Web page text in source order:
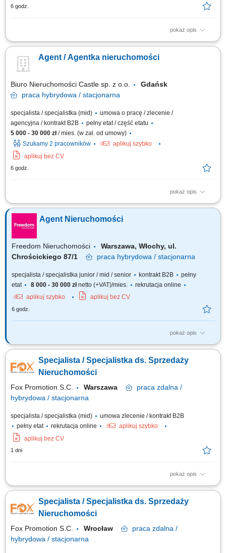
6 godz.
pokaż opis
Nie szukamy pracownika. Szukamy osoby, która chce zarabiać ! Jeżeli
Klienta lub branży nieruchomości i czujesz swój potencjał – to przeczytaj
do końca. To nie jest oferta dla każdego. Nie będziemy przekonywać Cię,
Agent / Agentka nieruchomości
Biuro Nieruchomości Castle sp. z o.o.
Gdańsk
praca hybrydowa / stacjonarna
specjalista / specjalistka (mid)
umowa o pracę / zlecenie /
agencyjna / kontrakt B2B
pełny etat / część etatu
5 000 - 30 000 zł/ mies. (w zal. od umowy)
Szukamy 2 pracowników
aplikuj szybko
aplikuj bez CV
6 godz.
pokaż opis
Nie szukamy pracownika. Szukamy osoby, która chce zarabiać ! Jeżeli
masz za sobą doświadczenie w sprzedaży, negocjacjach, obsłudze
Klienta lub branży nieruchomości i czujesz swój potencjał – to przeczytaj
do końca. To nie jest oferta dla każdego. Nie będziemy przekonywać Cię,
że...
Agent Nieruchomości
Freedom Nieruchomości
Warszawa, Włochy, ul.
Chrościckiego 87/1
praca hybrydowa / stacjonarna
specjalista / specjalistka junior / mid / senior kontrakt B2B
pełny
etat
8 000 - 30 000 złnetto (+VAT)/mies.
rekrutacja online
aplikuj szybko
aplikuj bez CV
6 godz.
pokaż opis
Twoje zadania? Systematyczne pozyskiwanie nieruchomości w oparciu o
Organizacja cyklu sprzedaży i marketingu własnej bazy ofert
nieruchomości. Realizacja celów sprzedażowych. Współpraca z
Specjalista / Specjalistka ds. Sprzedaży
Nieruchomości
Fox Promotion S.C. Warszawa praca zdalna /
hybrydowa / stacjonarna
specjalista / specjalistka (mid)
umowa zlecenie / kontrakt B2B
pełny etat
rekrutacja online
aplikuj szybko
aplikuj bez CV
1 dni
pokaż opis
aktywne pozyskiwanie ofert sprzedaży i wynajmu nieruchomości,
najmu, prezentowanie nieruchomości zainteresowanym klientom,
prowadzenie negocjacji oraz przygotowywanie do finalizacji transakcji,
Specjalista / Specjalistka ds. Sprzedaży
Nieruchomości
Fox Promotion S.C. Wrocław praca zdalna /
hybrydowa / stacjonarna